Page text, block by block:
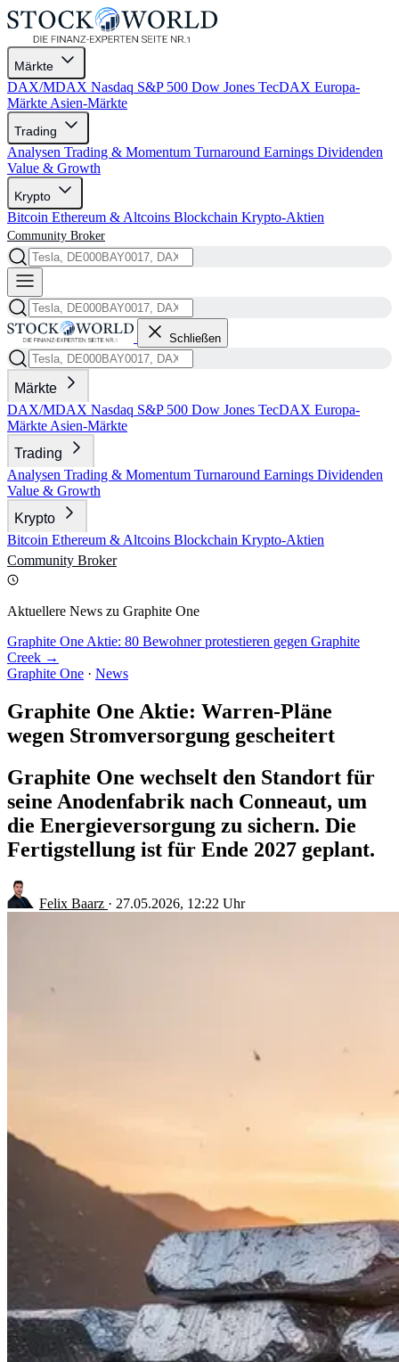
Märkte
DAX/MDAX Nasdaq S&P 500 Dow Jones TecDAX Europa-
Märkte Asien-Märkte
Trading
Analysen Trading & Momentum Turnaround Earnings Dividenden
Value & Growth
Krypto
Bitcoin Ethereum & Altcoins Blockchain Krypto-Aktien
Community Broker
Schließen
Märkte
DAX/MDAX Nasdaq S&P 500 Dow Jones TecDAX Europa-
Märkte Asien-Märkte
Trading
Analysen Trading & Momentum Turnaround Earnings Dividenden
Value & Growth
Krypto
Bitcoin Ethereum & Altcoins Blockchain Krypto-Aktien
Community Broker
Aktuellere News zu Graphite One
Graphite One Aktie: 80 Bewohner protestieren gegen Graphite
Creek →
Graphite One · News
Graphite One Aktie: Warren-Pläne
wegen Stromversorgung gescheitert
Graphite One wechselt den Standort für
seine Anodenfabrik nach Conneaut, um
die Energieversorgung zu sichern. Die
Fertigstellung ist für Ende 2027 geplant.
Felix Baarz · 27.05.2026, 12:22 Uhr